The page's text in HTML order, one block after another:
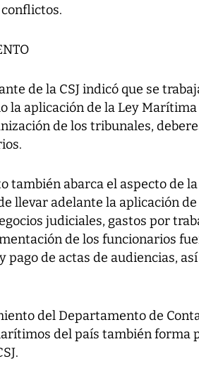
de la CSJ indicó que se
la aplicación de la Ley
de los tribunales,
también abarca el aspecto de
llevar adelante la aplicación
judiciales, gastos por
de los funcionarios
pago de actas de audiencias,
del Departamento de
del país también forma